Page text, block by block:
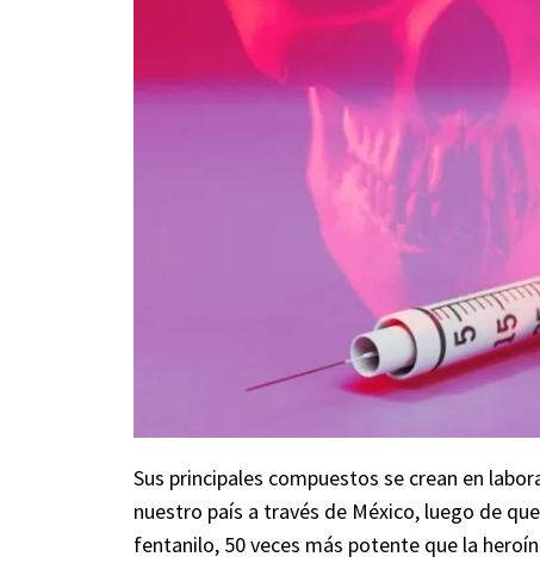
Sus principales compuestos se crean en
nuestro país a través de México, luego de
fentanilo, 50 veces más potente que la